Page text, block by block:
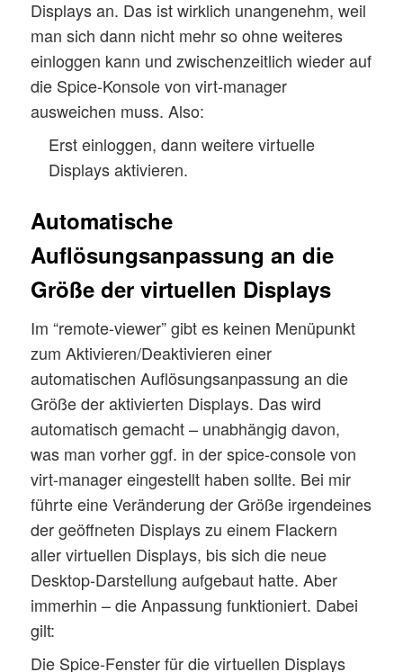
Displays an. Das ist wirklich unangenehm, weil
man sich dann nicht mehr so ohne weiteres
einloggen kann und zwischenzeitlich wieder auf
die Spice-Konsole von virt-manager
ausweichen muss. Also:
Erst einloggen, dann weitere virtuelle
Displays aktivieren.
Automatische
Auflösungsanpassung an die
Größe der virtuellen Displays
Im “remote-viewer” gibt es keinen Menüpunkt
zum Aktivieren/Deaktivieren einer
automatischen Auflösungsanpassung an die
Größe der aktivierten Displays. Das wird
automatisch gemacht – unabhängig davon,
was man vorher ggf. in der spice-console von
virt-manager eingestellt haben sollte. Bei mir
führte eine Veränderung der Größe irgendeines
der geöffneten Displays zu einem Flackern
aller virtuellen Displays, bis sich die neue
Desktop-Darstellung aufgebaut hatte. Aber
immerhin – die Anpassung funktioniert. Dabei
gilt:
Die Spice-Fenster für die virtuellen Displays